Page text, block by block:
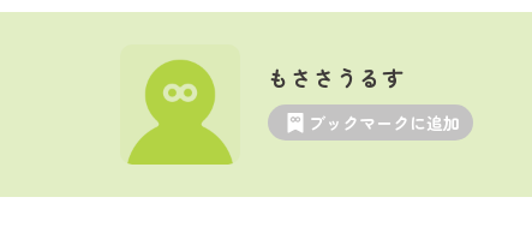
もささうるす
ブックマークに追加